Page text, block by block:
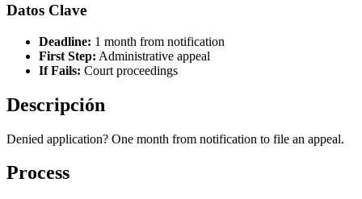
Datos Clave
Deadline: 1 month from notification
First Step: Administrative appeal
If Fails: Court proceedings
Descripción
Denied application? One month from notification to file an appeal.
Process